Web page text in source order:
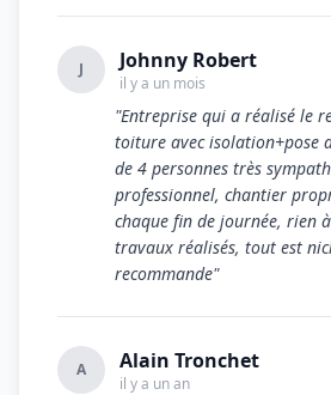
J Johnny Robert
il y a un mois
"Entreprise qui a réalisé le
toiture avec isolation+pose
de 4 personnes très
professionnel, chantier
chaque fin de journée, rien
travaux réalisés, tout est
recommande"
A Alain Tronchet
il y a un an